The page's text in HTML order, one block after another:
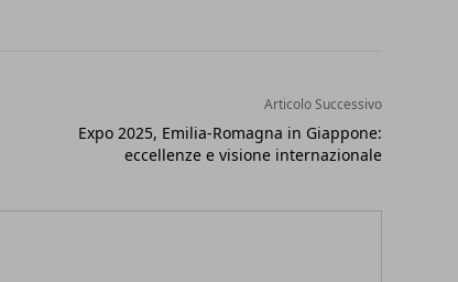
Articolo Successivo
Expo 2025, Emilia-Romagna in Giappone:
eccellenze e visione internazionale